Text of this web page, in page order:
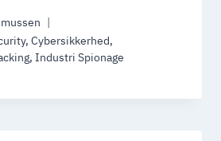
, Cybersikkerhed,
, Industri Spionage